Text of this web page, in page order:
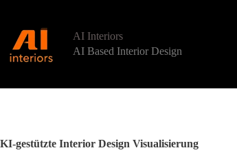
springen
AI Interiors
AI Based Interior Design
KI-gestützte Interior Design Visualisierung